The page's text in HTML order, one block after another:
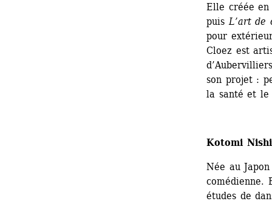
Elle créée
puis L’art de
pour
Cloez est
son projet :
la santé et le
Kotomi
Née au
comédienne.
études de